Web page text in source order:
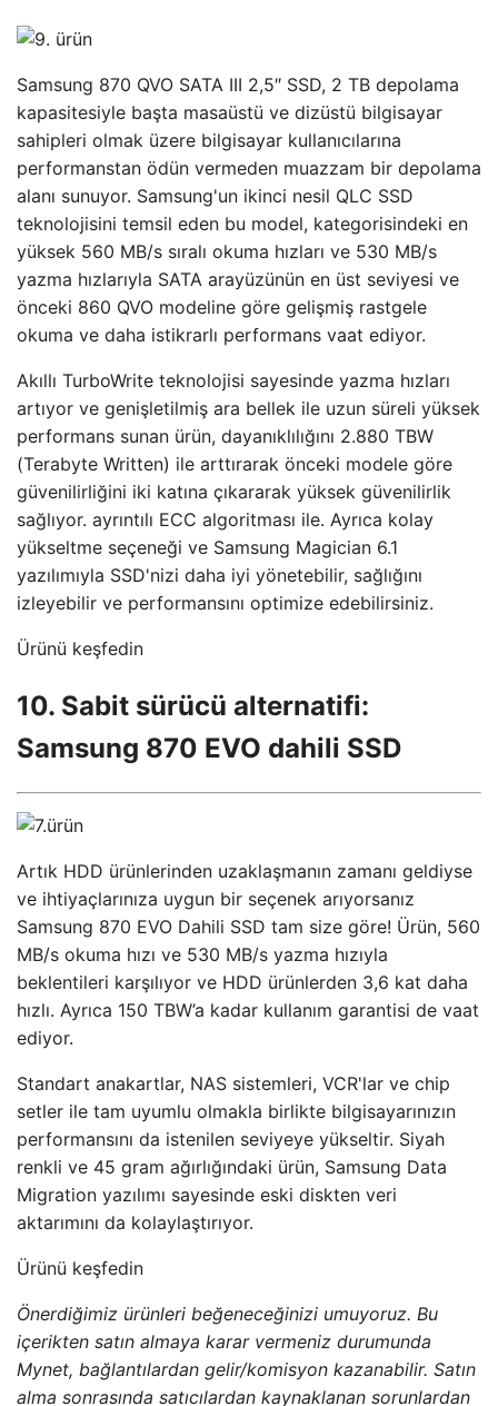
Samsung 870 QVO SATA III 2,5″ SSD, 2 TB depolama
kapasitesiyle başta masaüstü ve dizüstü bilgisayar
sahipleri olmak üzere bilgisayar kullanıcılarına
performanstan ödün vermeden muazzam bir depolama
alanı sunuyor. Samsung'un ikinci nesil QLC SSD
teknolojisini temsil eden bu model, kategorisindeki en
yüksek 560 MB/s sıralı okuma hızları ve 530 MB/s
yazma hızlarıyla SATA arayüzünün en üst seviyesi ve
önceki 860 QVO modeline göre gelişmiş rastgele
okuma ve daha istikrarlı performans vaat ediyor.
Akıllı TurboWrite teknolojisi sayesinde yazma hızları
artıyor ve genişletilmiş ara bellek ile uzun süreli yüksek
performans sunan ürün, dayanıklılığını 2.880 TBW
(Terabyte Written) ile arttırarak önceki modele göre
güvenilirliğini iki katına çıkararak yüksek güvenilirlik
sağlıyor. ayrıntılı ECC algoritması ile. Ayrıca kolay
yükseltme seçeneği ve Samsung Magician 6.1
yazılımıyla SSD'nizi daha iyi yönetebilir, sağlığını
izleyebilir ve performansını optimize edebilirsiniz.
Ürünü keşfedin
10. Sabit sürücü alternatifi:
Samsung 870 EVO dahili SSD
Artık HDD ürünlerinden uzaklaşmanın zamanı geldiyse
ve ihtiyaçlarınıza uygun bir seçenek arıyorsanız
Samsung 870 EVO Dahili SSD tam size göre! Ürün, 560
MB/s okuma hızı ve 530 MB/s yazma hızıyla
beklentileri karşılıyor ve HDD ürünlerden 3,6 kat daha
hızlı. Ayrıca 150 TBW’a kadar kullanım garantisi de vaat
ediyor.
Standart anakartlar, NAS sistemleri, VCR'lar ve chip
setler ile tam uyumlu olmakla birlikte bilgisayarınızın
performansını da istenilen seviyeye yükseltir. Siyah
renkli ve 45 gram ağırlığındaki ürün, Samsung Data
Migration yazılımı sayesinde eski diskten veri
aktarımını da kolaylaştırıyor.
Ürünü keşfedin
Önerdiğimiz ürünleri beğeneceğinizi umuyoruz. Bu
içerikten satın almaya karar vermeniz durumunda
Mynet, bağlantılardan gelir/komisyon kazanabilir. Satın
alma sonrasında satıcılardan kaynaklanan sorunlardan